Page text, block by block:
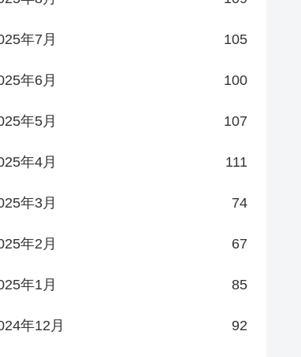
年7月 105
年6月 100
年5月 107
年4月 111
年3月 74
年2月 67
年1月 85
年12月 92